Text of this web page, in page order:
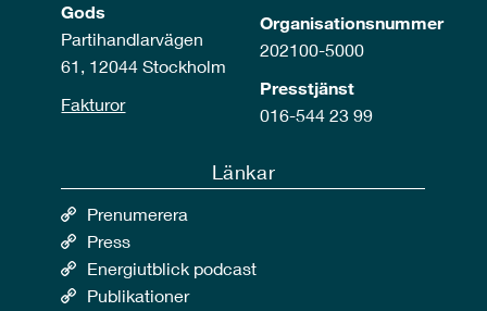
Gods
Partihandlarvägen
61, 12044 Stockholm
Fakturor
Organisationsnummer
202100-5000
Presstjänst
016-544 23 99
Länkar
Prenumerera
Press
Energiutblick podcast
Publikationer